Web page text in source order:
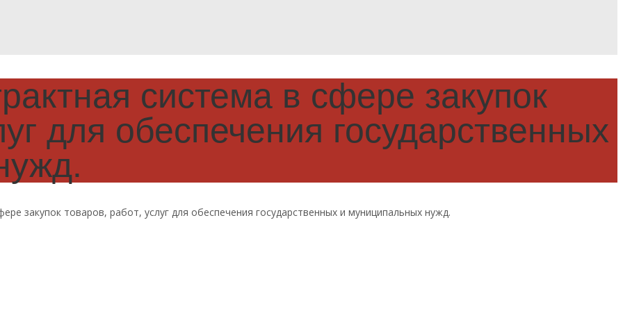
система в сфере закупок
для обеспечения государственных
закупок товаров, работ, услуг для обеспечения государственных и муниципальных нужд.